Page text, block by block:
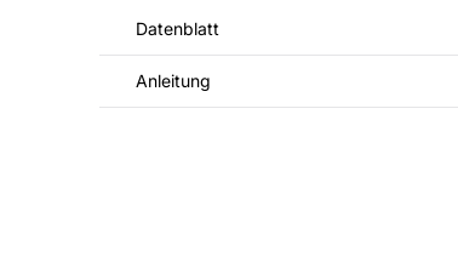
Datenblatt
Anleitung